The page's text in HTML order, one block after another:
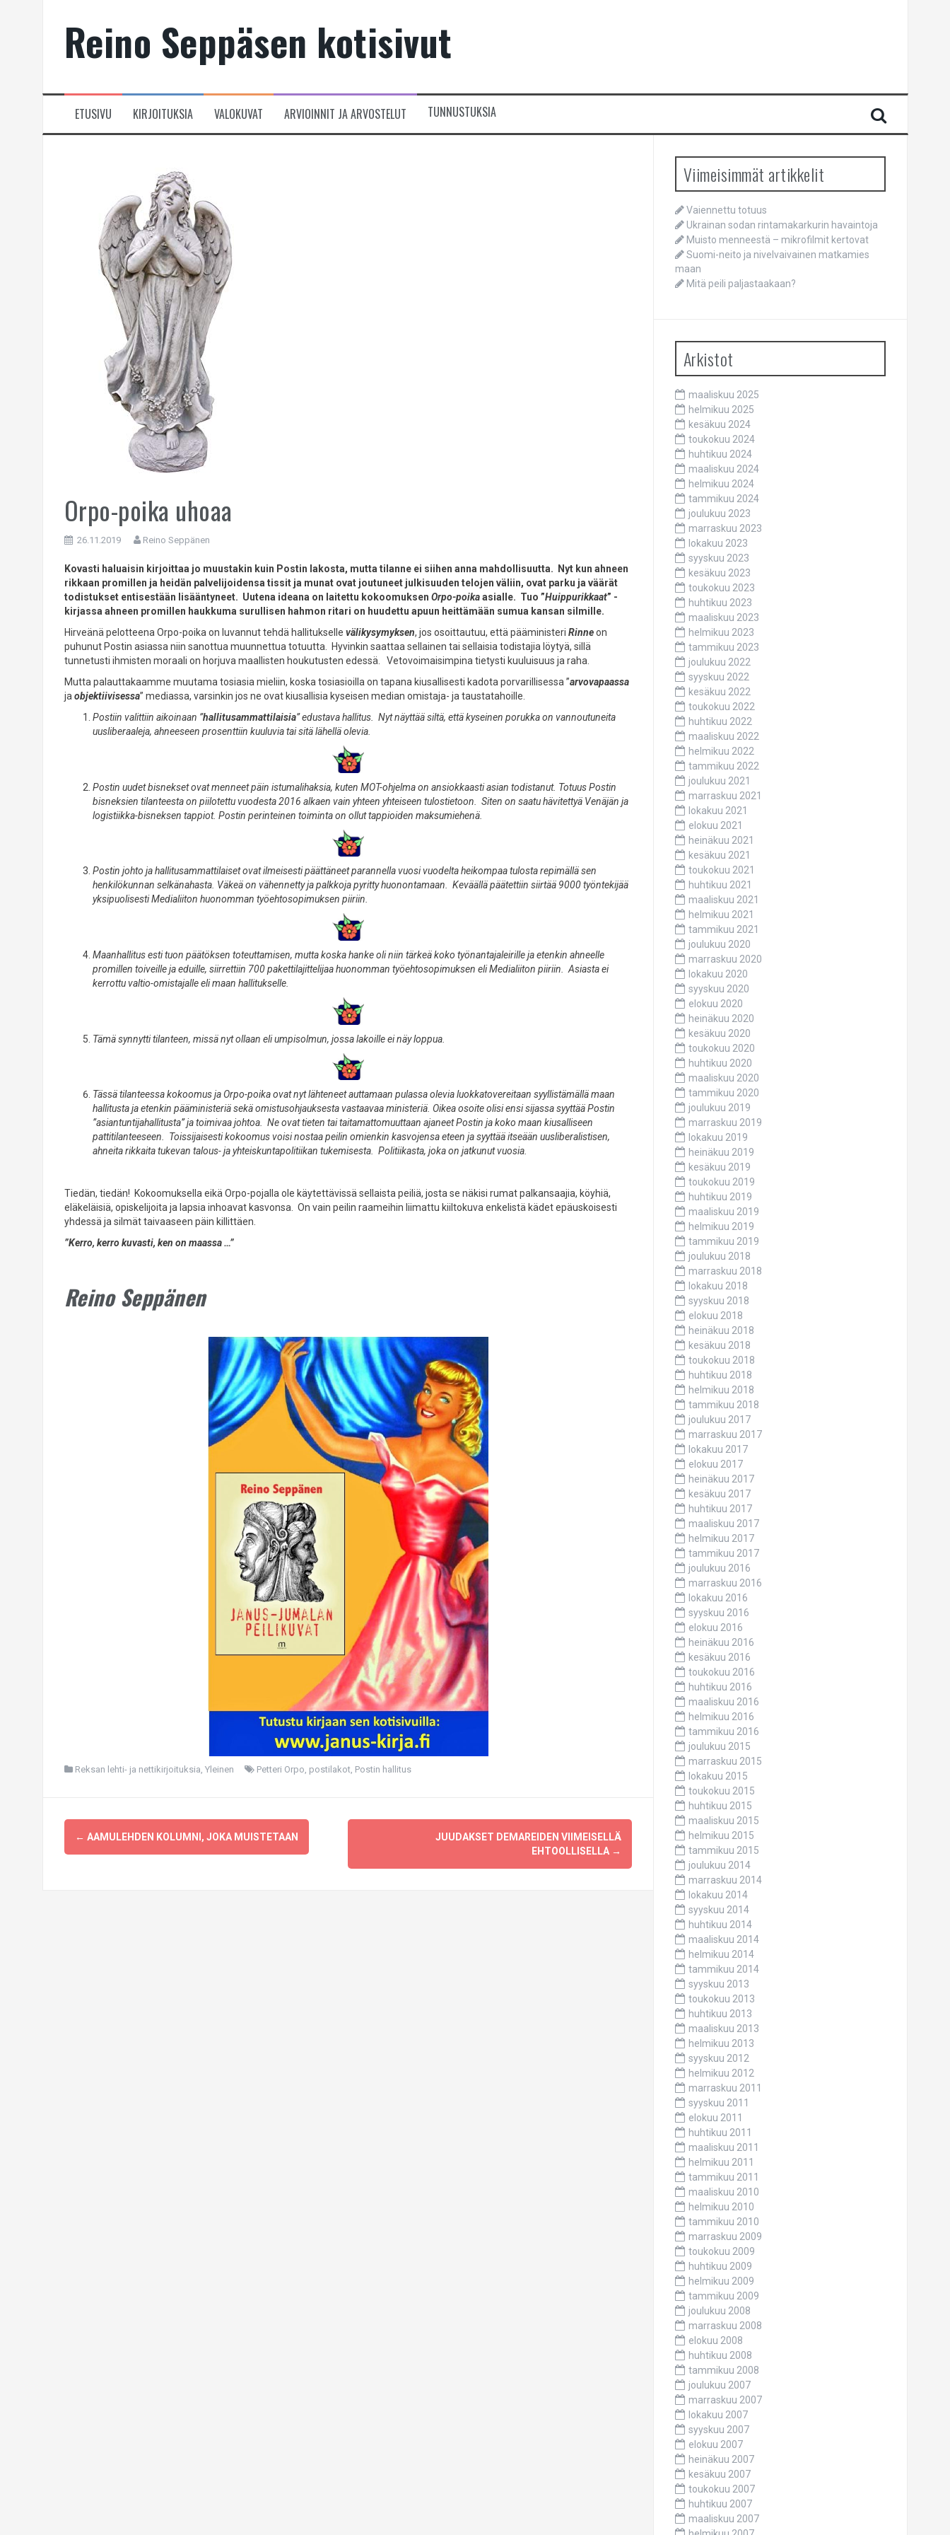
Reino Seppäsen kotisivut
ETUSIVU KIRJOITUKSIA VALOKUVAT ARVIOINNIT JA ARVOSTELUT TUNNUSTUKSIA
Orpo-poika uhoaa
26.11.2019 Reino Seppänen
Kovasti haluaisin kirjoittaa jo muustakin kuin Postin lakosta, mutta tilanne ei siihen anna mahdollisuutta. Nyt kun ahneen
rikkaan promillen ja heidän palvelijoidensa tissit ja munat ovat joutuneet julkisuuden telojen väliin, ovat parku ja väärät
todistukset entisestään lisääntyneet. Uutena ideana on laitettu kokoomuksen Orpo-poikaasialle. Tuo ”Huippurikkaat” -
kirjassa ahneen promillen haukkuma surullisen hahmon ritari on huudettu apuun heittämään sumua kansan silmille.
Hirveänä pelotteena Orpo-poika on luvannut tehdä hallitukselle välikysymyksen, jos osoittautuu, että pääministeri Rinneon
puhunut Postin asiassa niin sanottua muunnettua totuutta. Hyvinkin saattaa sellainen tai sellaisia todistajia löytyä, sillä
tunnetusti ihmisten moraali on horjuva maallisten houkutusten edessä. Vetovoimaisimpina tietysti kuuluisuus ja raha.
Mutta palauttakaamme muutama tosiasia mieliin, koska tosiasioilla on tapana kiusallisesti kadota porvarillisessa ”arvovapaassa
ja objektiivisessa” mediassa, varsinkin jos ne ovat kiusallisia kyseisen median omistaja- ja taustatahoille.
Postiin valittiin aikoinaan ”hallitusammattilaisia” edustava hallitus. Nyt näyttää siltä, että kyseinen porukka on vannoutuneita
uusliberaaleja, ahneeseen prosenttiin kuuluvia tai sitä lähellä olevia.
Postin uudet bisnekset ovat menneet päin istumalihaksia, kuten MOT-ohjelma on ansiokkaasti asian todistanut. Totuus Postin
bisneksien tilanteesta on piilotettu vuodesta 2016 alkaen vain yhteen yhteiseen tulostietoon. Siten on saatu hävitettyä Venäjän ja
logistiikka-bisneksen tappiot. Postin perinteinen toiminta on ollut tappioiden maksumiehenä.
Postin johto ja hallitusammattilaiset ovat ilmeisesti päättäneet parannella vuosi vuodelta heikompaa tulosta repimällä sen
henkilökunnan selkänahasta. Väkeä on vähennetty ja palkkoja pyritty huonontamaan. Keväällä päätettiin siirtää 9000 työntekijää
yksipuolisesti Medialiiton huonomman työehtosopimuksen piiriin.
Maanhallitus esti tuon päätöksen toteuttamisen, mutta koska hanke oli niin tärkeä koko työnantajaleirille ja etenkin ahneelle
promillen toiveille ja eduille, siirrettiin 700 pakettilajittelijaa huonomman työehtosopimuksen eli Medialiiton piiriin. Asiasta ei
kerrottu valtio-omistajalle eli maan hallitukselle.
Tämä synnytti tilanteen, missä nyt ollaan eli umpisolmun, jossa lakoille ei näy loppua.
Tässä tilanteessa kokoomus ja Orpo-poika ovat nyt lähteneet auttamaan pulassa olevia luokkatovereitaan syyllistämällä maan
hallitusta ja etenkin pääministeriä sekä omistusohjauksesta vastaavaa ministeriä. Oikea osoite olisi ensi sijassa syyttää Postin
”asiantuntijahallitusta” ja toimivaa johtoa. Ne ovat tieten tai taitamattomuuttaan ajaneet Postin ja koko maan kiusalliseen
pattitilanteeseen. Toissijaisesti kokoomus voisi nostaa peilin omienkin kasvojensa eteen ja syyttää itseään uusliberalistisen,
ahneita rikkaita tukevan talous- ja yhteiskuntapolitiikan tukemisesta. Politiikasta, joka on jatkunut vuosia.
Tiedän, tiedän! Kokoomuksella eikä Orpo-pojalla ole käytettävissä sellaista peiliä, josta se näkisi rumat palkansaajia, köyhiä,
eläkeläisiä, opiskelijoita ja lapsia inhoavat kasvonsa. On vain peilin raameihin liimattu kiiltokuva enkelistä kädet epäuskoisesti
yhdessä ja silmät taivaaseen päin killittäen.
”Kerro, kerro kuvasti, ken on maassa …”
Reino Seppänen
Reksan lehti- ja nettikirjoituksia Yleinen Petteri Orpo postilakot, Postin hallitus
Post
navigation
← AAMULEHDEN KOLUMNI, JOKA MUISTETAAN
JUUDAKSET DEMAREIDEN VIIMEISELLÄ
EHTOOLLISELLA →
Viimeisimmät artikkelit
Vaiennettu totuus
Ukrainan sodan rintamakarkurin havaintoja
Muisto menneestä – mikrofilmit kertovat
Suomi-neito ja nivelvaivainen matkamies
maan
Mitä peili paljastaakaan?
Arkistot
maaliskuu 2025
helmikuu 2025
kesäkuu 2024
toukokuu 2024
huhtikuu 2024
maaliskuu 2024
helmikuu 2024
tammikuu 2024
joulukuu 2023
marraskuu 2023
lokakuu 2023
syyskuu 2023
kesäkuu 2023
toukokuu 2023
huhtikuu 2023
maaliskuu 2023
helmikuu 2023
tammikuu 2023
joulukuu 2022
syyskuu 2022
kesäkuu 2022
toukokuu 2022
huhtikuu 2022
maaliskuu 2022
helmikuu 2022
tammikuu 2022
joulukuu 2021
marraskuu 2021
lokakuu 2021
elokuu 2021
heinäkuu 2021
kesäkuu 2021
toukokuu 2021
huhtikuu 2021
maaliskuu 2021
helmikuu 2021
tammikuu 2021
joulukuu 2020
marraskuu 2020
lokakuu 2020
syyskuu 2020
elokuu 2020
heinäkuu 2020
kesäkuu 2020
toukokuu 2020
huhtikuu 2020
maaliskuu 2020
tammikuu 2020
joulukuu 2019
marraskuu 2019
lokakuu 2019
heinäkuu 2019
kesäkuu 2019
toukokuu 2019
huhtikuu 2019
maaliskuu 2019
helmikuu 2019
tammikuu 2019
joulukuu 2018
marraskuu 2018
lokakuu 2018
syyskuu 2018
elokuu 2018
heinäkuu 2018
kesäkuu 2018
toukokuu 2018
huhtikuu 2018
helmikuu 2018
tammikuu 2018
joulukuu 2017
marraskuu 2017
lokakuu 2017
elokuu 2017
heinäkuu 2017
kesäkuu 2017
huhtikuu 2017
maaliskuu 2017
helmikuu 2017
tammikuu 2017
joulukuu 2016
marraskuu 2016
lokakuu 2016
syyskuu 2016
elokuu 2016
heinäkuu 2016
kesäkuu 2016
toukokuu 2016
huhtikuu 2016
maaliskuu 2016
helmikuu 2016
tammikuu 2016
joulukuu 2015
marraskuu 2015
lokakuu 2015
toukokuu 2015
huhtikuu 2015
maaliskuu 2015
helmikuu 2015
tammikuu 2015
joulukuu 2014
marraskuu 2014
lokakuu 2014
syyskuu 2014
huhtikuu 2014
maaliskuu 2014
helmikuu 2014
tammikuu 2014
syyskuu 2013
toukokuu 2013
huhtikuu 2013
maaliskuu 2013
helmikuu 2013
syyskuu 2012
helmikuu 2012
marraskuu 2011
syyskuu 2011
elokuu 2011
huhtikuu 2011
maaliskuu 2011
helmikuu 2011
tammikuu 2011
maaliskuu 2010
helmikuu 2010
tammikuu 2010
marraskuu 2009
toukokuu 2009
huhtikuu 2009
helmikuu 2009
tammikuu 2009
joulukuu 2008
marraskuu 2008
elokuu 2008
huhtikuu 2008
tammikuu 2008
joulukuu 2007
marraskuu 2007
lokakuu 2007
syyskuu 2007
elokuu 2007
heinäkuu 2007
kesäkuu 2007
toukokuu 2007
huhtikuu 2007
maaliskuu 2007